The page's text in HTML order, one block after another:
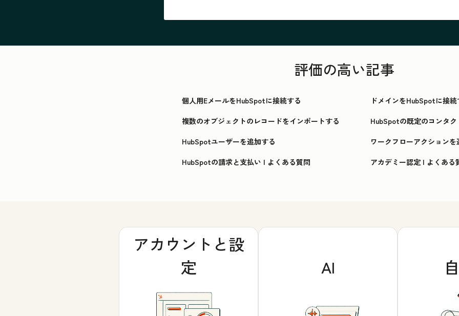
評価の高い記事
個人用EメールをHubSpotに接続する
複数のオブジェクトのレコードをインポートする
HubSpotユーザーを追加する
HubSpotの請求と支払い | よくある質問
ドメインをHubSpotに接続
HubSpotの既定のコンタ
ワークフローアクションを
アカデミー認定 | よくある
アカウントと設
定
AI